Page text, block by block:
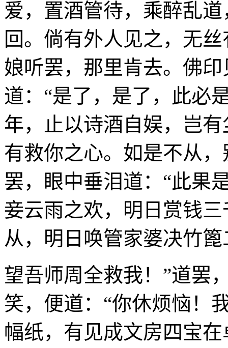
爱，置酒管待，乘醉乱
回。倘有外人见之，无
娘听罢，那里肯去。佛
道：“是了，是了，此必
年，止以诗酒自娱，岂
有救你之心。如是不从
罢，眼中垂泪道：“此果
妾云雨之欢，明日赏钱
从，明日唤管家婆决竹
望吾师周全救我！”道罢
笑，便道：“你休烦恼！
幅纸，有见成文房四宝